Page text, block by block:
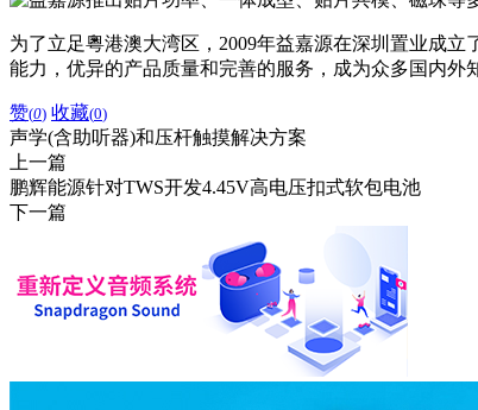
为了立足粵港澳大湾区，2009年益嘉源在深圳置业成
能力，优异的产品质量和完善的服务，成为众多国内外
赞(0) 收藏(0)
声学(含助听器)和压杆触摸解决方案
上一篇
鹏辉能源针对TWS开发4.45V高电压扣式软包电池
下一篇